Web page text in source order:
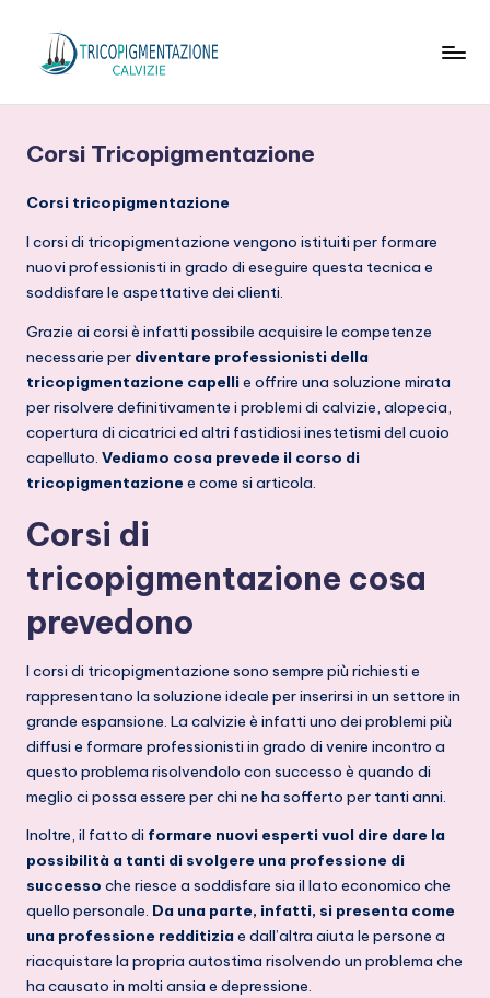
c
o
p
ig
e
n
t
a
zi
o
n
e
C
a
lv
iz
ie
Corsi Tricopigmentazione
Corsi tricopigmentazione
I corsi di tricopigmentazione vengono istituiti per formare
nuovi professionisti in grado di eseguire questa tecnica e
soddisfare le aspettative dei clienti.
Grazie ai corsi è infatti possibile acquisire le competenze
necessarie per diventare professionisti della
tricopigmentazione capellie offrire una soluzione mirata
per risolvere definitivamente i problemi di calvizie, alopecia,
copertura di cicatrici ed altri fastidiosi inestetismi del cuoio
capelluto. Vediamo cosa prevede il corso di
tricopigmentazione e come si articola.
Corsi di
tricopigmentazione cosa
prevedono
I corsi di tricopigmentazione sono sempre più richiesti e
rappresentano la soluzione ideale per inserirsi in un settore in
grande espansione. La calvizie è infatti uno dei problemi più
diffusi e formare professionisti in grado di venire incontro a
questo problema risolvendolo con successo è quando di
meglio ci possa essere per chi ne ha sofferto per tanti anni.
Inoltre, il fatto di formare nuovi esperti vuol dire dare la
possibilità a tanti di svolgere una professione di
successo che riesce a soddisfare sia il lato economico che
quello personale. Da una parte, infatti, si presenta come
una professione redditiziae dall’altra aiuta le persone a
riacquistare la propria autostima risolvendo un problema che
ha causato in molti ansia e depressione.